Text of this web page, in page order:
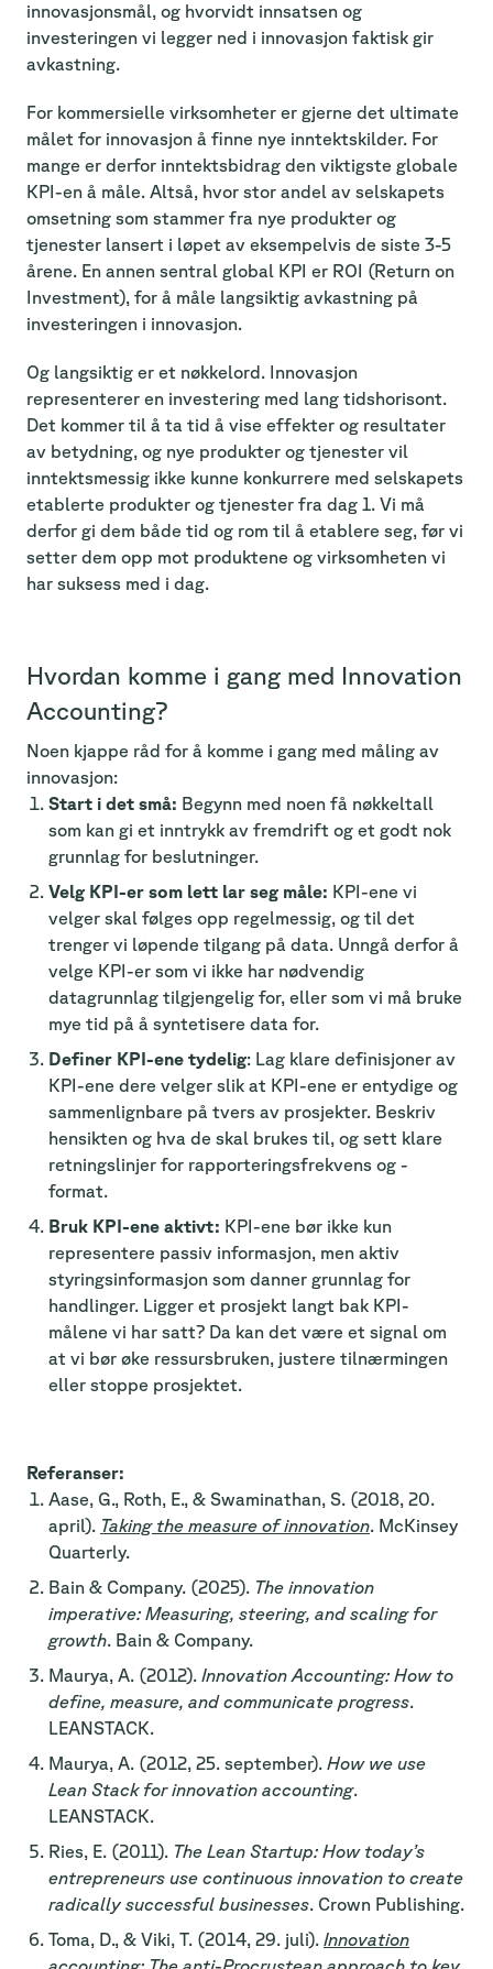
innovasjonsmål, og hvorvidt innsatsen og
investeringen vi legger ned i innovasjon faktisk gir
avkastning.
For kommersielle virksomheter er gjerne det ultimate
målet for innovasjon å finne nye inntektskilder. For
mange er derfor inntektsbidrag den viktigste globale
KPI-en å måle. Altså, hvor stor andel av selskapets
omsetning som stammer fra nye produkter og
tjenester lansert i løpet av eksempelvis de siste 3-5
årene. En annen sentral global KPI er ROI (Return on
Investment), for å måle langsiktig avkastning på
investeringen i innovasjon.
Og langsiktig er et nøkkelord. Innovasjon
representerer en investering med lang tidshorisont.
Det kommer til å ta tid å vise effekter og resultater
av betydning, og nye produkter og tjenester vil
inntektsmessig ikke kunne konkurrere med selskapets
etablerte produkter og tjenester fra dag 1. Vi må
derfor gi dem både tid og rom til å etablere seg, før vi
setter dem opp mot produktene og virksomheten vi
har suksess med i dag.
Hvordan komme i gang med Innovation
Accounting?
Noen kjappe råd for å komme i gang med måling av
innovasjon:
Start i det små: Begynn med noen få nøkkeltall
som kan gi et inntrykk av fremdrift og et godt nok
grunnlag for beslutninger.
Velg KPI-er som lett lar seg måle: KPI-ene vi
velger skal følges opp regelmessig, og til det
trenger vi løpende tilgang på data. Unngå derfor å
velge KPI-er som vi ikke har nødvendig
datagrunnlag tilgjengelig for, eller som vi må bruke
mye tid på å syntetisere data for.
Definer KPI-ene tydelig: Lag klare definisjoner av
KPI-ene dere velger slik at KPI-ene er entydige og
sammenlignbare på tvers av prosjekter. Beskriv
hensikten og hva de skal brukes til, og sett klare
retningslinjer for rapporteringsfrekvens og -
format.
Bruk KPI-ene aktivt: KPI-ene bør ikke kun
representere passiv informasjon, men aktiv
styringsinformasjon som danner grunnlag for
handlinger. Ligger et prosjekt langt bak KPI-
målene vi har satt? Da kan det være et signal om
at vi bør øke ressursbruken, justere tilnærmingen
eller stoppe prosjektet.
Referanser:
Aase, G., Roth, E., & Swaminathan, S. (2018, 20.
april). Taking the measure of innovation. McKinsey
Quarterly.
Bain & Company. (2025). The innovation
imperative: Measuring, steering, and scaling for
growth. Bain & Company.
Maurya, A. (2012). Innovation Accounting: How to
define, measure, and communicate progress.
LEANSTACK.
Maurya, A. (2012, 25. september). How we use
Lean Stack for innovation accounting.
LEANSTACK.
Ries, E. (2011). The Lean Startup: How today’s
entrepreneurs use continuous innovation to create
radically successful businesses. Crown Publishing.
Toma, D., & Viki, T. (2014, 29. juli). Innovation